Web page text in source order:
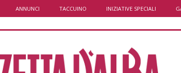
ANNUNCI TACCUINO INIZIATIVE SPECIALI